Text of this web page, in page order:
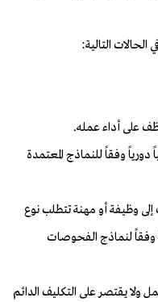
التالية:
على أداء عمله.
وفقاً للنماذج المعتمدة
إلى وظيفة أو مهنة تتطلب نوع
لنماذج الفحوصات
ولا يقتصر على التكليف الدائم